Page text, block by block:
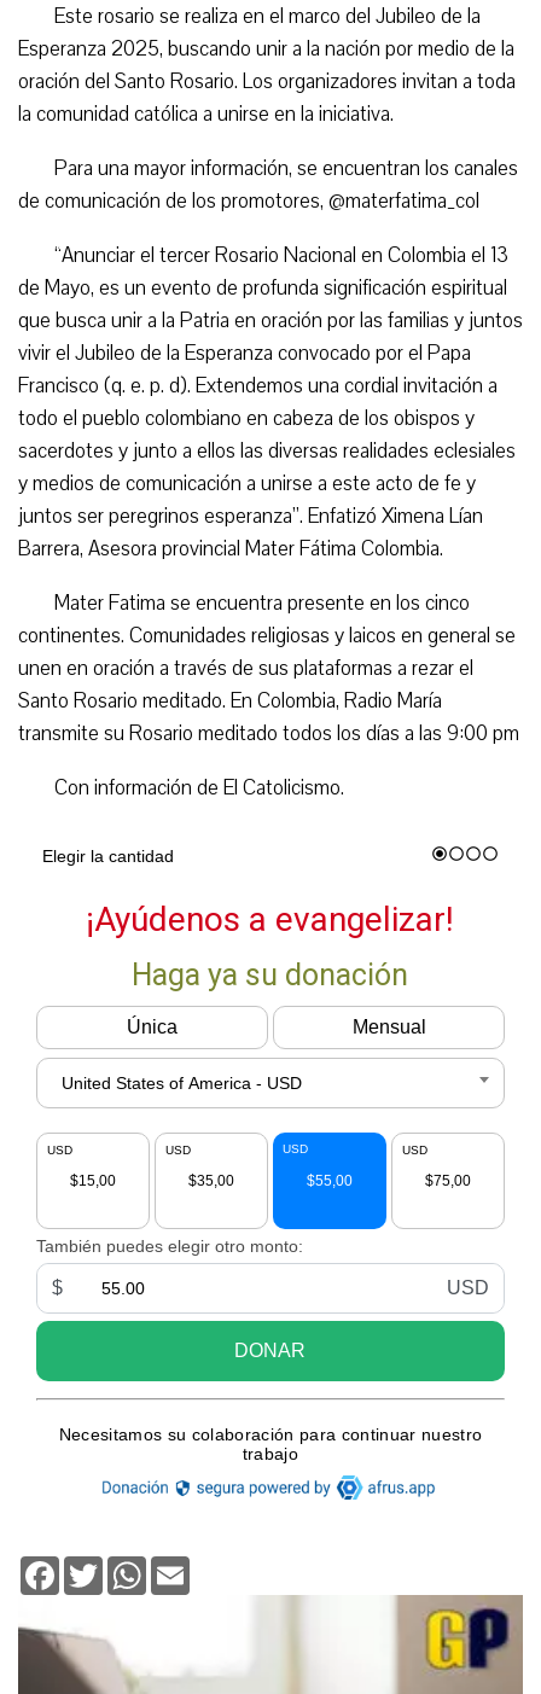
Este rosario se realiza en el marco del Jubileo de la
Esperanza 2025, buscando unir a la nación por medio de la
oración del Santo Rosario. Los organizadores invitan a toda
la comunidad católica a unirse en la iniciativa.
Para una mayor información, se encuentran los canales
de comunicación de los promotores, @materfatima_col
“Anunciar el tercer Rosario Nacional en Colombia el 13
de Mayo, es un evento de profunda significación espiritual
que busca unir a la Patria en oración por las familias y juntos
vivir el Jubileo de la Esperanza convocado por el Papa
Francisco (q. e. p. d). Extendemos una cordial invitación a
todo el pueblo colombiano en cabeza de los obispos y
sacerdotes y junto a ellos las diversas realidades eclesiales
y medios de comunicación a unirse a este acto de fe y
juntos ser peregrinos esperanza”. Enfatizó Ximena Lían
Barrera, Asesora provincial Mater Fátima Colombia.
Mater Fatima se encuentra presente en los cinco
continentes. Comunidades religiosas y laicos en general se
unen en oración a través de sus plataformas a rezar el
Santo Rosario meditado. En Colombia, Radio María
transmite su Rosario meditado todos los días a las 9:00 pm
Con información de El Catolicismo.
Facebook
TwitterWhatsApp